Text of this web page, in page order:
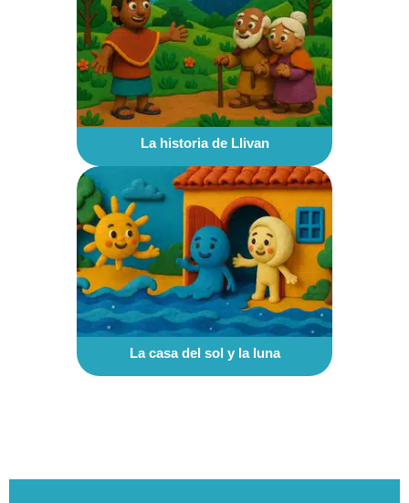
La historia de Llivan
La casa del sol y la luna